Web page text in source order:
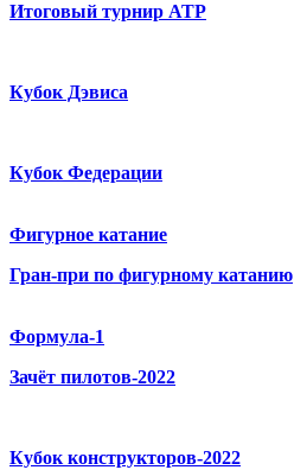
Итоговый турнир ATP
Кубок Дэвиса
Кубок Федерации
Фигурное катание
Гран-при по фигурному катанию
Формула-1
Зачёт пилотов-2022
Кубок конструкторов-2022